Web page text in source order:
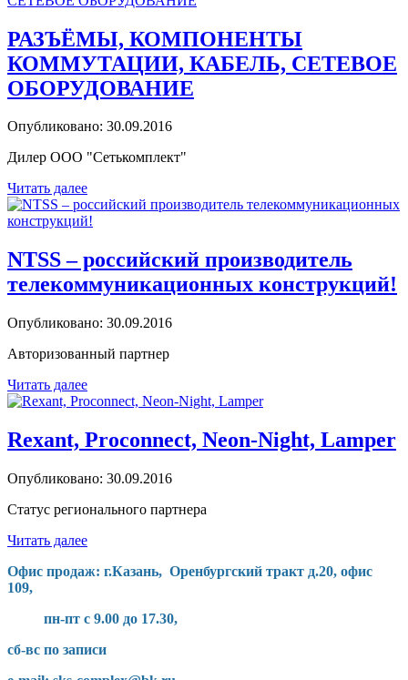
РАЗЪЁМЫ, КОМПОНЕНТЫ
КОММУТАЦИИ, КАБЕЛЬ, СЕТЕВОЕ
ОБОРУДОВАНИЕ
Опубликовано: 30.09.2016
Дилер ООО "Сетькомплект"
Читать далее
NTSS – российский производитель
телекоммуникационных конструкций!
Опубликовано: 30.09.2016
Авторизованный партнер
Читать далее
Rexant, Proconnect, Neon-Night, Lamper
Опубликовано: 30.09.2016
Cтатус регионального партнера
Читать далее
Офис продаж: г.Казань, Оренбургский тракт д.20, офис
109,
пн-пт с 9.00 до 17.30,
сб-вс по записи